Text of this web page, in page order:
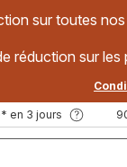
sur toutes
réduction sur
en 3 jours